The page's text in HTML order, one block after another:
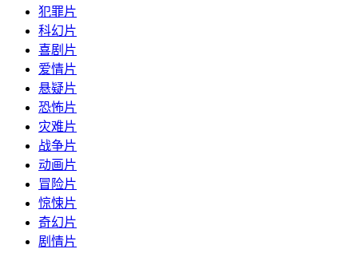
犯罪片
科幻片
喜剧片
爱情片
悬疑片
恐怖片
灾难片
战争片
动画片
冒险片
惊悚片
奇幻片
剧情片